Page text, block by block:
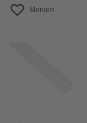
Merken